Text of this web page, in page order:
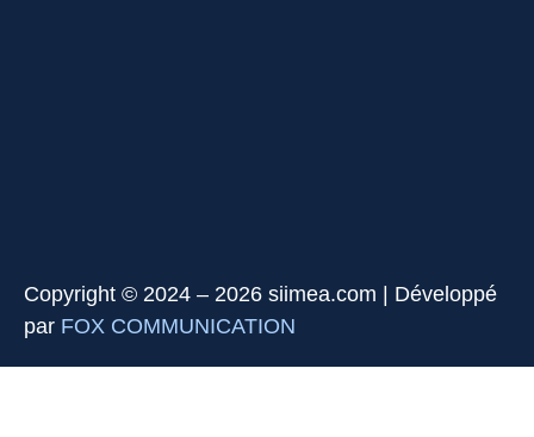
Copyright © 2024 – 2026 siimea.com | Développé
par FOX COMMUNICATION